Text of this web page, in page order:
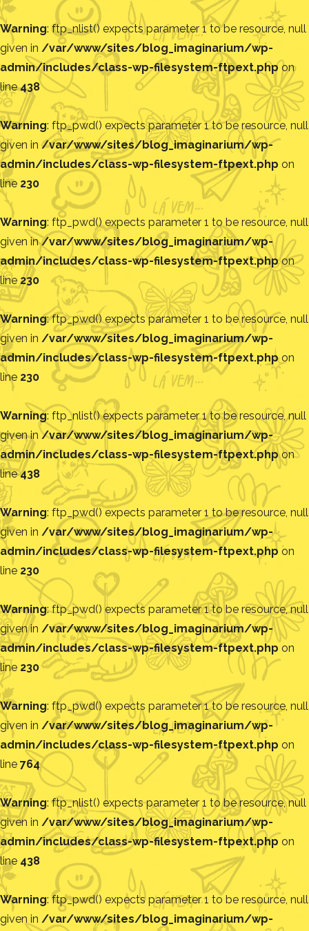
Warning: ftp_nlist() expects parameter 1 to be resource, null
given in /var/www/sites/blog_imaginarium/wp-
admin/includes/class-wp-filesystem-ftpext.phpon
line438
Warning: ftp_pwd() expects parameter 1 to be resource, null
given in /var/www/sites/blog_imaginarium/wp-
admin/includes/class-wp-filesystem-ftpext.php on
line 230
Warning: ftp_pwd() expects parameter 1 to be resource, null
given in/var/www/sites/blog_imaginarium/wp-
admin/includes/class-wp-filesystem-ftpext.phpon
line 230
Warning: ftp_pwd() expects parameter 1 to be resource, null
given in /var/www/sites/blog_imaginarium/wp-
admin/includes/class-wp-filesystem-ftpext.phpon
line 230
Warning: ftp_nlist() expects parameter 1 to be resource, null
given in/var/www/sites/blog_imaginarium/wp-
admin/includes/class-wp-filesystem-ftpext.phpon
line438
Warning: ftp_pwd() expects parameter 1 to be resource, null
given in /var/www/sites/blog_imaginarium/wp-
admin/includes/class-wp-filesystem-ftpext.php on
line 230
Warning: ftp_pwd() expects parameter 1 to be resource, null
given in /var/www/sites/blog_imaginarium/wp-
admin/includes/class-wp-filesystem-ftpext.php on
line 230
Warning: ftp_pwd() expects parameter 1 to be resource, null
given in /var/www/sites/blog_imaginarium/wp-
admin/includes/class-wp-filesystem-ftpext.php on
line 764
Warning: ftp_nlist() expects parameter 1 to be resource, null
given in /var/www/sites/blog_imaginarium/wp-
admin/includes/class-wp-filesystem-ftpext.php on
line 438
Warning: ftp_pwd() expects parameter 1 to be resource, null
given in /var/www/sites/blog_imaginarium/wp-